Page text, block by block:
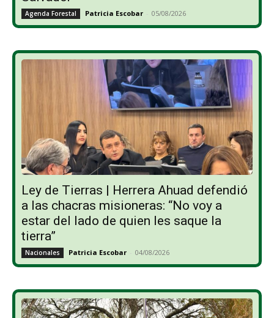
Agenda Forestal Patricia Escobar - 05/08/2026
Ley de Tierras | Herrera Ahuad defendió
a las chacras misioneras: “No voy a
estar del lado de quien les saque la
tierra”
Nacionales Patricia Escobar - 04/08/2026